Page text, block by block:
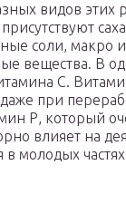
видов этих
соли, макро
вещества. В
С.
при
Р, который
влияет на
молодых частях